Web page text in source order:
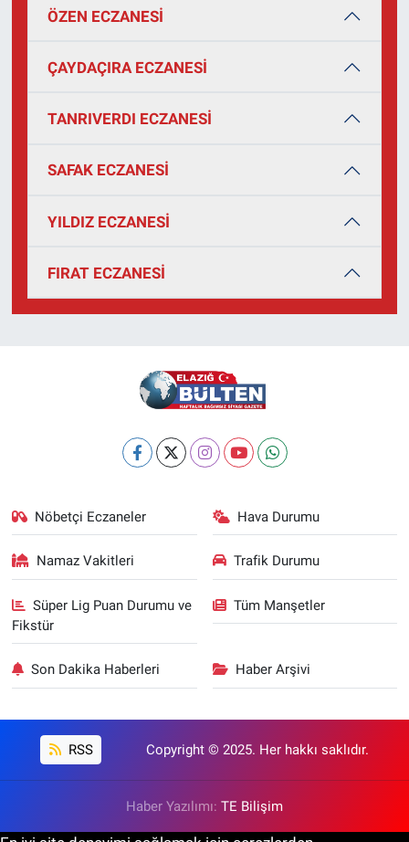
ÖZEN ECZANESİ
ÇAYDAÇIRA ECZANESİ
TANRIVERDI ECZANESİ
SAFAK ECZANESİ
YILDIZ ECZANESİ
FIRAT ECZANESİ
Nöbetçi Eczaneler Hava Durumu
Namaz Vakitleri Trafik Durumu
Süper Lig Puan Durumu ve
Fikstür
Tüm Manşetler
Son Dakika Haberleri Haber Arşivi
RSS Copyright © 2025. Her hakkı saklıdır.
Haber Yazılımı: TE Bilişim